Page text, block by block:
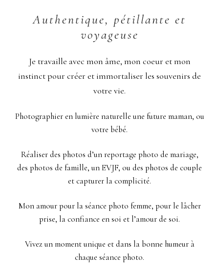
Authentique, pétillante et
voyageuse
Je travaille avec mon âme, mon coeur et mon
instinct pour créer et immortaliser les souvenirs de
votre vie.
Photographier en lumière naturelle une future maman, ou
votre bébé.
Réaliser des photos d’un reportage photo de mariage,
des photos de famille, un EVJF, ou des photos de couple
et capturer la complicité.
Mon amour pour la séance photo femme, pour le lâcher
prise, la confiance en soi et l’amour de soi.
Vivez un moment unique et dans la bonne humeur à
chaque séance photo.